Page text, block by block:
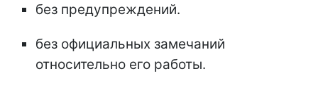
без предупреждений.
без официальных замечаний
относительно его работы.